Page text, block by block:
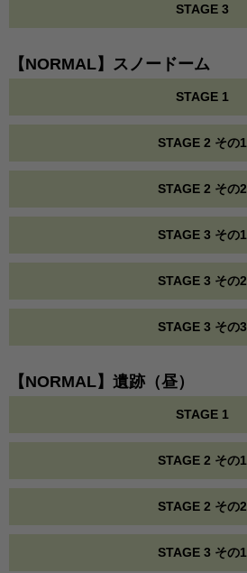
STAGE 3
【NORMAL】スノードーム
STAGE 1
STAGE 2 その1
STAGE 2 その2
STAGE 3 その1
STAGE 3 その2
STAGE 3 その3
【NORMAL】遺跡（昼）
STAGE 1
STAGE 2 その1
STAGE 2 その2
STAGE 3 その1